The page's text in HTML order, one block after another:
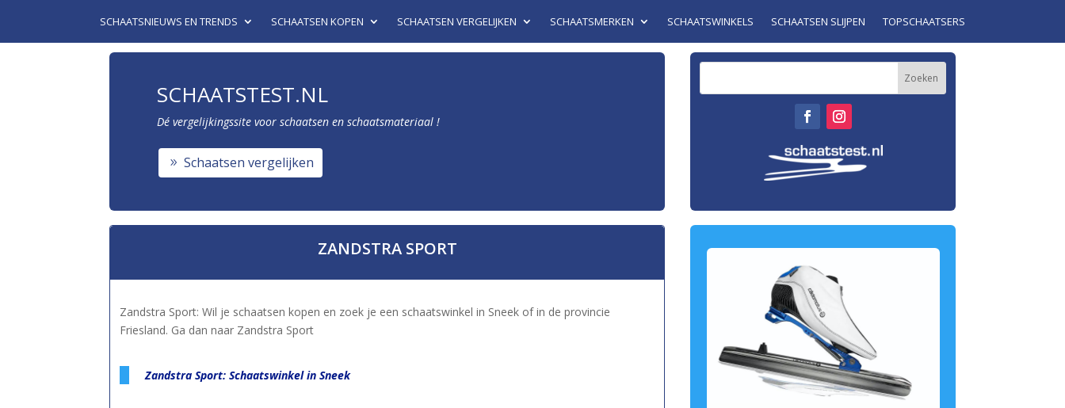
SCHAATSNIEUWS EN TRENDS SCHAATSEN KOPEN SCHAATSEN VERGELIJKEN SCHAATSMERKEN SCHAATSWINKELS SCHAATSEN SLIJPEN TOPSCHAATSERS
SCHAATSTEST.NL
Dé vergelijkingssite voor schaatsen en schaatsmateriaal !
Schaatsen vergelijken
ZANDSTRA SPORT
Zandstra Sport: Wil je schaatsen kopen en zoek je een schaatswinkel in Sneek of in de provincie
Friesland. Ga dan naar Zandstra Sport
Zandstra Sport: Schaatswinkel in Sneek